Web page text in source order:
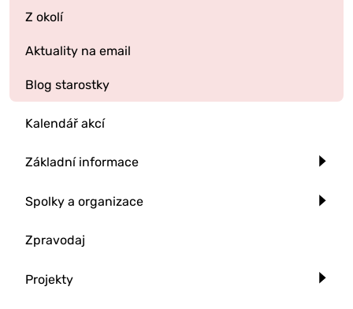
Z okolí
Aktuality na email
Blog starostky
Kalendář akcí
Základní informace
Spolky a organizace
Zpravodaj
Projekty